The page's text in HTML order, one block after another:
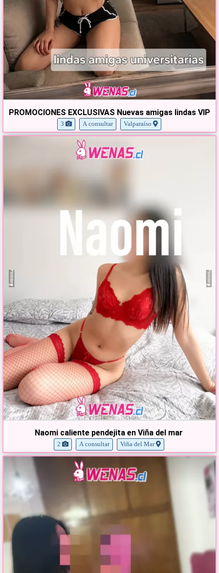
PROMOCIONES EXCLUSIVAS Nuevas amigas lindas VIP
3 A consultar Valparaíso
Naomi caliente pendejita en Viña del mar
2 A consultar Viña del Mar